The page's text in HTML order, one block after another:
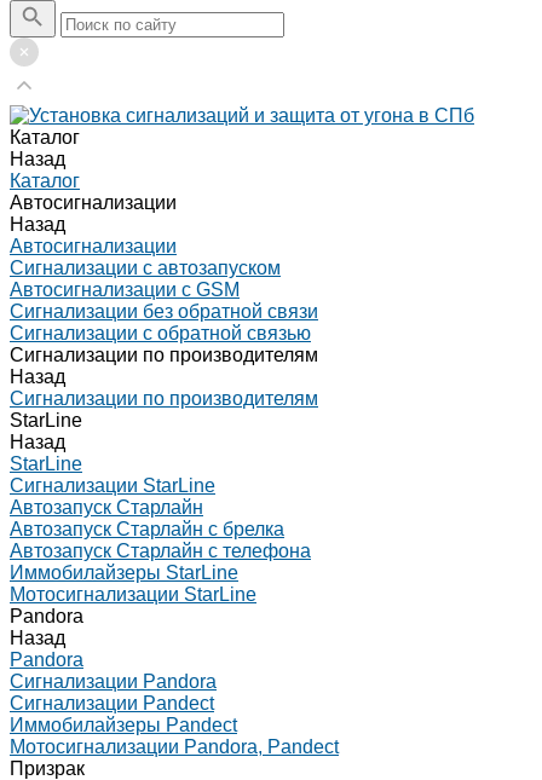
Каталог
Назад
Каталог
Автосигнализации
Назад
Автосигнализации
Сигнализации с автозапуском
Автосигнализации с GSM
Сигнализации без обратной связи
Сигнализации с обратной связью
Сигнализации по производителям
Назад
Сигнализации по производителям
StarLine
Назад
StarLine
Сигнализации StarLine
Автозапуск Старлайн
Автозапуск Старлайн с брелка
Автозапуск Старлайн с телефона
Иммобилайзеры StarLine
Мотосигнализации StarLine
Pandora
Назад
Pandora
Сигнализации Pandora
Сигнализации Pandect
Иммобилайзеры Pandect
Мотосигнализации Pandora, Pandect
Призрак